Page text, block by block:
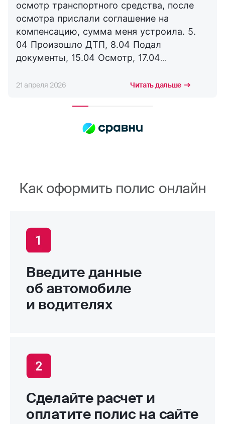
осмотр транспортного средства, после
осмотра прислали соглашение на
компенсацию, сумма меня устроила. 5.
04 Произошло ДТП, 8.04 Подал
документы, 15.04 Осмотр, 17.04
сотрудничать с компанией дальше,
21 апреля 2026 Читать дальше
Как оформить полис онлайн
Введите данные
об автомобиле
и водителях
Сделайте расчет и
оплатите полис на сайте